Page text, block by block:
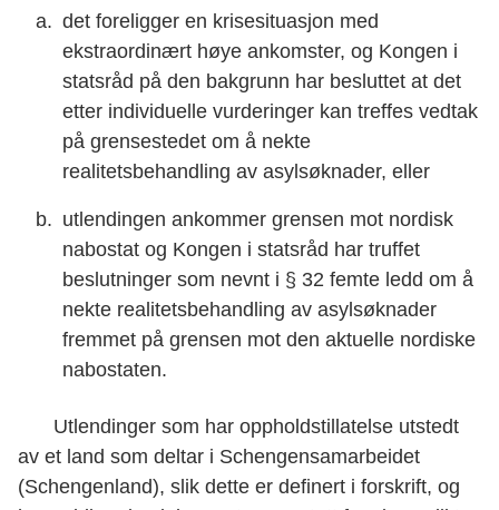
det foreligger en krisesituasjon med
ekstraordinært høye ankomster, og Kongen i
statsråd på den bakgrunn har besluttet at det
etter individuelle vurderinger kan treffes vedtak
på grensestedet om å nekte
realitetsbehandling av asylsøknader, eller
utlendingen ankommer grensen mot nordisk
nabostat og Kongen i statsråd har truffet
beslutninger som nevnt i § 32 femte ledd om å
nekte realitetsbehandling av asylsøknader
fremmet på grensen mot den aktuelle nordiske
nabostaten.
Utlendinger som har oppholdstillatelse utstedt
av et land som deltar i Schengensamarbeidet
(Schengenland), slik dette er definert i forskrift, og